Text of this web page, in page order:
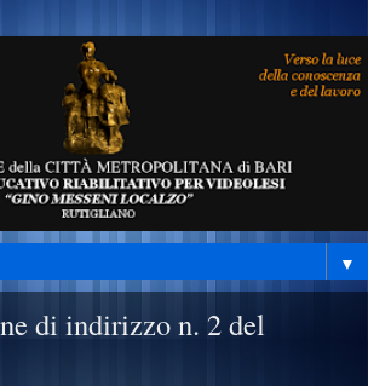
▼
di indirizzo n. 2 del